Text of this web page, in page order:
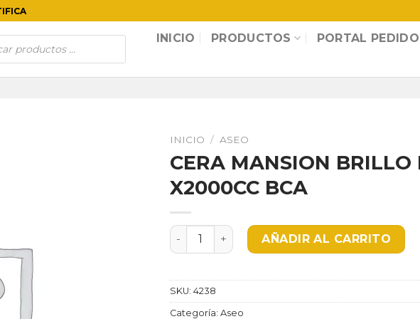
INICIO PRODUCTOS PORTAL
INICIO / ASEO
CERA MANSION BRILLO
X2000CC BCA
CERA MANSION BRILLO INSTANT X2000CC
AÑADIR AL CARRITO
SKU: 4238
Categoría: Aseo